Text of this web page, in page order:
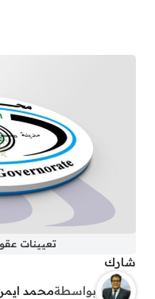
تعيينات
شارك
بواسطةمحمد